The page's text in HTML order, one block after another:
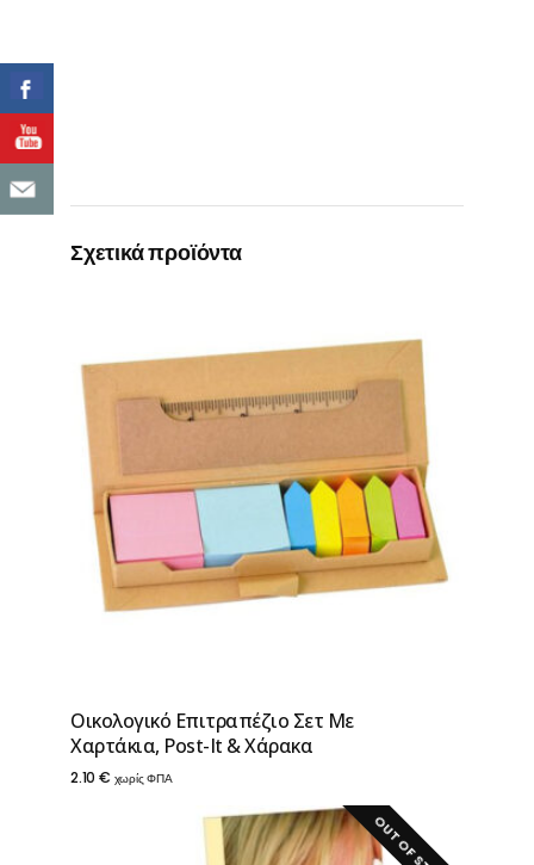
Σχετικά προϊόντα
Οικολογικό Επιτραπέζιο Σετ Με
Χαρτάκια, Post-It & Χάρακα
2.10 € χωρίς ΦΠΑ